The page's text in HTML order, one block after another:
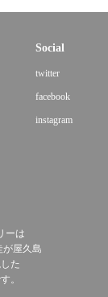
Social
twitter
facebook
instagram
ーは
が屋久島
た
。